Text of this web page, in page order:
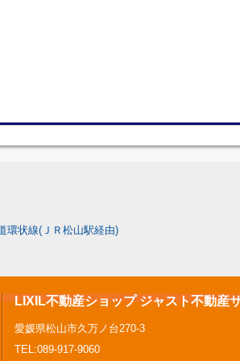
環状線(ＪＲ松山駅経由)
LIXIL不動産ショップ ジャスト不動産
愛媛県松山市久万ノ台270-3
TEL:089-917-9060